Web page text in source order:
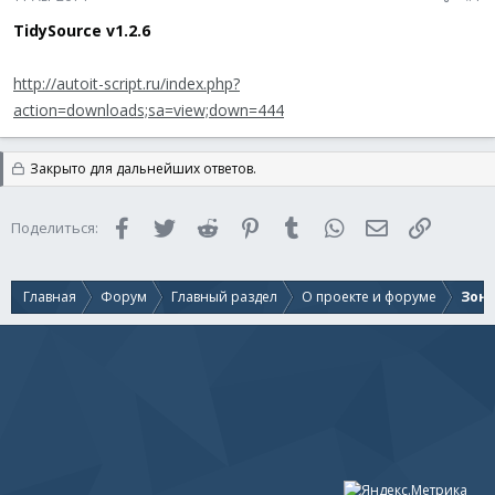
TidySource v1.2.6
http://autoit-script.ru/index.php?
action=downloads;sa=view;down=444
Закрыто для дальнейших ответов.
Поделиться: FacebookTwitter Reddit PinterestTumblr WhatsAppЭлектронная
Главная Форум Главный раздел О проекте и форуме